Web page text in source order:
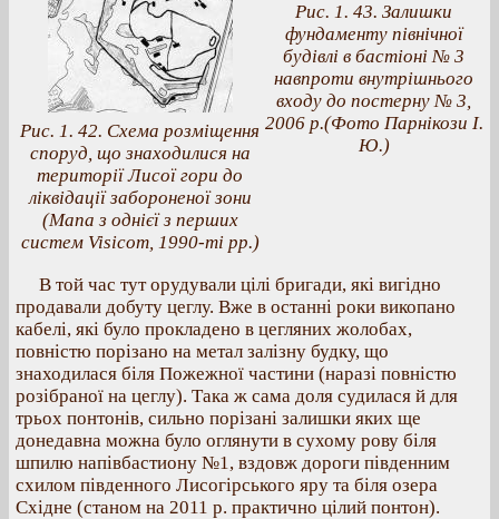
Рис. 1. 42. Схема розміщення
споруд, що знаходилися на
території Лисої гори до
ліквідації забороненої зони
(Мапа з однієї з перших
систем Visicom, 1990-ті рр.)
Рис. 1. 43. Залишки
фундаменту північної
будівлі в бастіоні № 3
навпроти внутрішнього
входу до постерну № 3,
2006 р.(Фото Парнікози І.
Ю.)
В той час тут орудували цілі бригади, які вигідно
продавали добуту цеглу. Вже в останні роки викопано
кабелі, які було прокладено в цегляних жолобах,
повністю порізано на метал залізну будку, що
знаходилася біля Пожежної частини (наразі повністю
розібраної на цеглу). Така ж сама доля судилася й для
трьох понтонів, сильно порізані залишки яких ще
донедавна можна було оглянути в сухому рову біля
шпилю напівбастиону №1, вздовж дороги південним
схилом південного Лисогірського яру та біля озера
Східне (станом на 2011 р. практично цілий понтон).